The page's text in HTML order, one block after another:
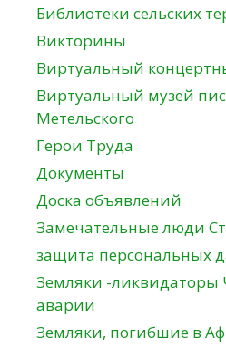
Библиотеки сельских
Викторины
Виртуальный
Виртуальный музей
Метельского
Герои Труда
Документы
Доска объявлений
Замечательные люди
защита персональных
Земляки -ликвидаторы
аварии
Земляки, погибшие в